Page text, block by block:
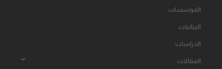
الموسسات
البیانیات
الدراسات
المقالات